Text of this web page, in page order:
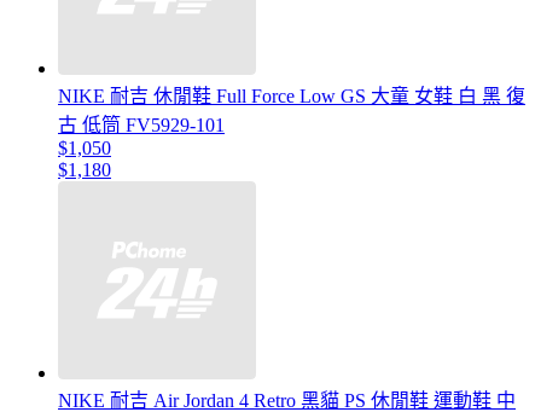
NIKE 耐吉 休閒鞋 Full Force Low GS 大童 女鞋 白 黑 復
古 低筒 FV5929-101
$1,050
$1,180
NIKE 耐吉 Air Jordan 4 Retro 黑貓 PS 休閒鞋 運動鞋 中